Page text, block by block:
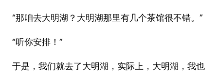
“那咱去大明湖？大明湖那里有几个茶馆很不错。”
“听你安排！”
于是，我们就去了大明湖，实际上，大明湖，我也